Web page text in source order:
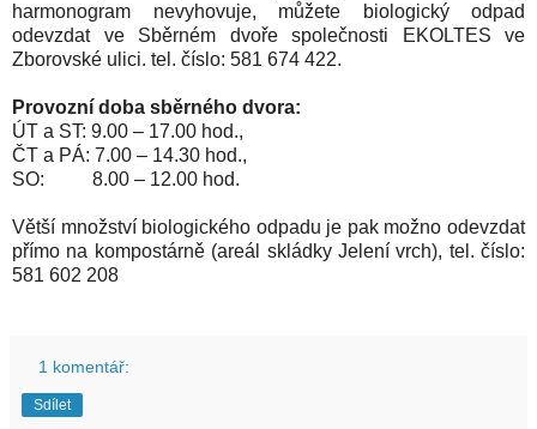
harmonogram nevyhovuje, můžete biologický odpad
odevzdat ve Sběrném dvoře společnosti EKOLTES ve
Zborovské ulici. tel. číslo: 581 674 422.
Provozní doba sběrného dvora:
ÚT a ST: 9.00 – 17.00 hod.,
ČT a PÁ: 7.00 – 14.30 hod.,
SO: 8.00 – 12.00 hod.
Větší množství biologického odpadu je pak možno odevzdat
přímo na kompostárně (areál skládky Jelení vrch), tel. číslo:
581 602 208
1 komentář:
Sdílet